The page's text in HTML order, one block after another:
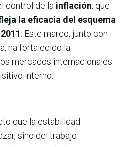
control de la inflación, que
la eficacia del esquema
. Este marco, junto con
ha fortalecido la
mercados internacionales
interno.
que la estabilidad
sino del trabajo